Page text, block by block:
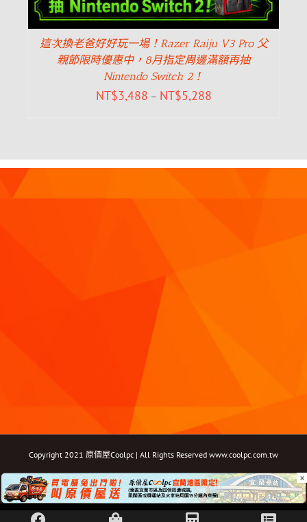
這次換老爸好好玩一場！Razer Raiju V3 Pro 父
親節限時優惠中，8月指定周邊滿額再抽
Nintendo Switch 2！
NT$3,488 – NT$5,288
Copyright 2021 原價屋Coolpc | All Rights Reserved www.coolpc.com.tw
FacebookInstagramYouTubeTwitterEmail: ×